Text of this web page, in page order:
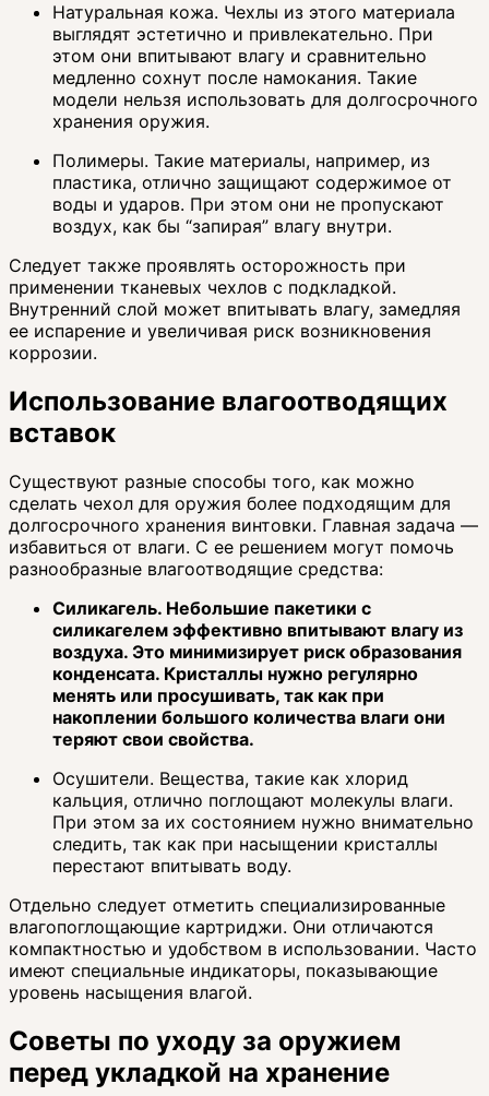
Натуральная кожа. Чехлы из этого материала
выглядят эстетично и привлекательно. При
этом они впитывают влагу и сравнительно
медленно сохнут после намокания. Такие
модели нельзя использовать для долгосрочного
хранения оружия.
Полимеры. Такие материалы, например, из
пластика, отлично защищают содержимое от
воды и ударов. При этом они не пропускают
воздух, как бы “запирая” влагу внутри.
Следует также проявлять осторожность при
применении тканевых чехлов с подкладкой.
Внутренний слой может впитывать влагу, замедляя
ее испарение и увеличивая риск возникновения
коррозии.
Использование влагоотводящих
вставок
Существуют разные способы того, как можно
сделать чехол для оружия более подходящим для
долгосрочного хранения винтовки. Главная задача —
избавиться от влаги. С ее решением могут помочь
разнообразные влагоотводящие средства:
Силикагель. Небольшие пакетики с
силикагелем эффективно впитывают влагу из
воздуха. Это минимизирует риск образования
конденсата. Кристаллы нужно регулярно
менять или просушивать, так как при
накоплении большого количества влаги они
теряют свои свойства.
Осушители. Вещества, такие как хлорид
кальция, отлично поглощают молекулы влаги.
При этом за их состоянием нужно внимательно
следить, так как при насыщении кристаллы
перестают впитывать воду.
Отдельно следует отметить специализированные
влагопоглощающие картриджи. Они отличаются
компактностью и удобством в использовании. Часто
имеют специальные индикаторы, показывающие
уровень насыщения влагой.
Советы по уходу за оружием
перед укладкой на хранение